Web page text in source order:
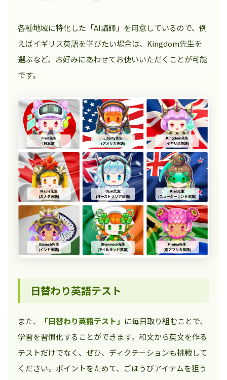
各種地域に特化した「AI講師」を用意しているので、例
えばイギリス英語を学びたい場合は、Kingdom先生を
選ぶなど、お好みにあわせてお使いいただくことが可能
です。
日替わり英語テスト
また、 「日替わり英語テスト」 に毎日取り組むことで、
学習を習慣化することができます。和文から英文を作る
テストだけでなく、ぜひ、ディクテーションも挑戦して
ください。ポイントをためて、ごほうびアイテムを狙う